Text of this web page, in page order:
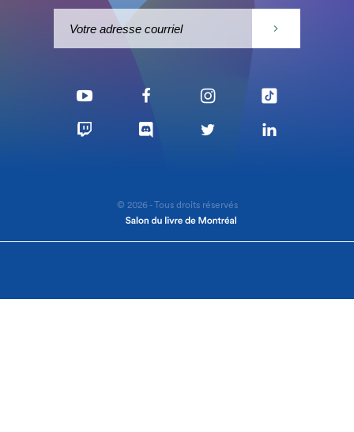
© 2026 - Tous droits réservés